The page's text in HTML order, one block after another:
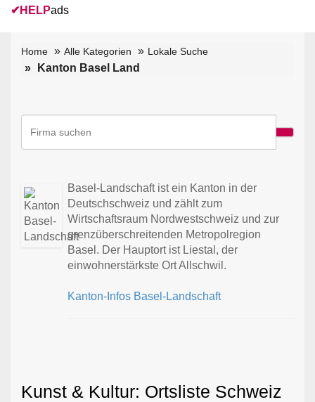
✔ HELPads
Home Alle Kategorien Lokale Suche
Kanton Basel Land
Basel-Landschaft ist ein Kanton in der
Deutschschweiz und zählt zum
Wirtschaftsraum Nordwestschweiz und zur
grenzüberschreitenden Metropolregion
Basel. Der Hauptort ist Liestal, der
einwohnerstärkste Ort Allschwil.
Kanton-Infos Basel-Landschaft
Kunst & Kultur: Ortsliste Schweiz